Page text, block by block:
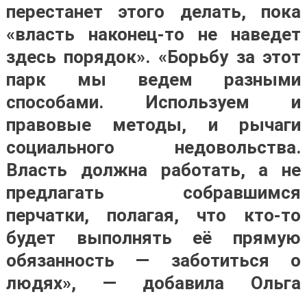
перестанет этого делать, пока
«власть наконец-то не наведет
здесь порядок». «Борьбу за этот
парк мы ведем разными
способами. Используем и
правовые методы, и рычаги
социального недовольства.
Власть должна работать, а не
предлагать собравшимся
перчатки, полагая, что кто-то
будет выполнять её прямую
обязанность — заботиться о
людях», — добавила Ольга